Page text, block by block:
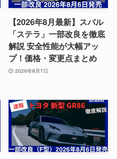
【2026年8月最新】スバル
「ステラ」一部改良を徹底
解説 安全性能が大幅アッ
プ！価格・変更点まとめ
2026年8月7日